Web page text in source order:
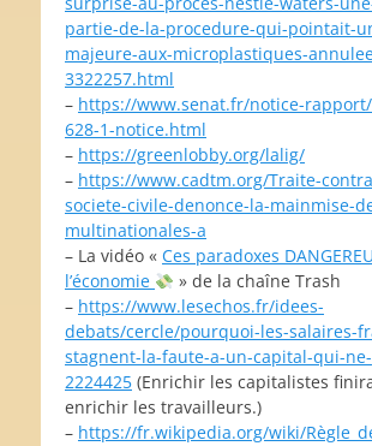
partie-de-la-procedure-qui-pointait-
majeure-aux-microplastiques-
3322257.html
– https://www.senat.fr/notice-
628-1-notice.html
– https://greenlobby.org/lalig/
– https://www.cadtm.org/Traite-
societe-civile-denonce-la-mainmise-
multinationales-a
– La vidéo « Ces paradoxes
l’économie
» de la chaîne Trash
– https://www.lesechos.fr/idees-
debats/cercle/pourquoi-les-salaires-
stagnent-la-faute-a-un-capital-qui-
2224425 (Enrichir les capitalistes
enrichir les travailleurs.)
– https://fr.wikipedia.org/wiki/